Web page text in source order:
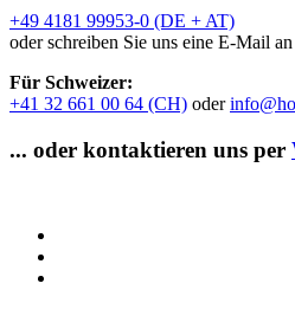
+49 4181 99953-0 (DE + AT)
oder schreiben Sie uns eine E-Mail an
Für Schweizer:
+41 32 661 00 64 (CH) oder
... oder kontaktieren uns per